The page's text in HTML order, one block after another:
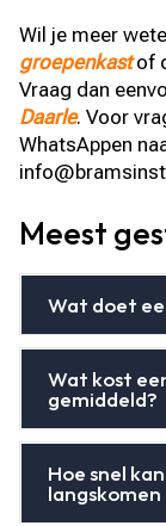
Wil je meer
groepenkastof
Vraag dan
Daarle. Voor
WhatsAppen
Meest
Wat doet
Wat kost
gemiddeld?
Hoe snel